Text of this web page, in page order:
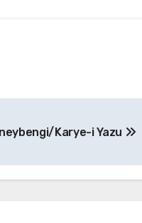
Karye-i Yazu